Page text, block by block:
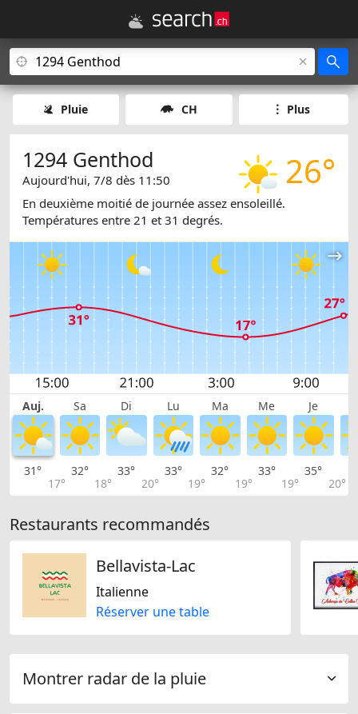
Pluie CH Plus
26°
1294 Genthod
Aujourd'hui, 7/8 dès 11:50
En deuxième moitié de journée assez ensoleillé.
Températures entre 21 et 31 degrés.
Auj. Sa Di Lu Ma Me Je
31°
17°
32°
18°
33°
20°
33°
19°
32°
19°
33°
19°
35°
20°
Restaurants recommandés
Bellavista-Lac
Italienne
Réserver une table
Montrer radar de la pluie